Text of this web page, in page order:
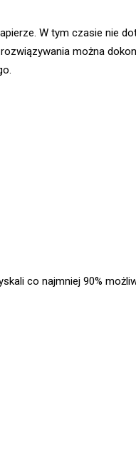
W tym czasie nie
można
co najmniej 90%